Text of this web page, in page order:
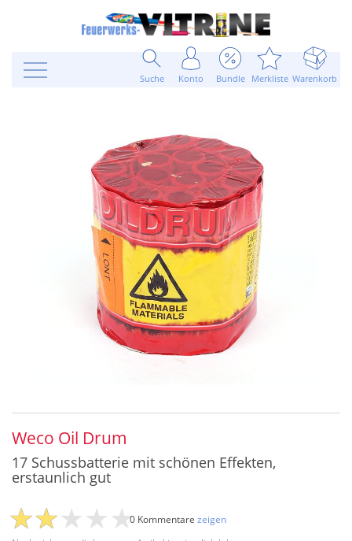
Suche Konto Bundle Merkliste Warenkorb
Weco Oil Drum
17 Schussbatterie mit schönen Effekten,
erstaunlich gut
0 Kommentare zeigen